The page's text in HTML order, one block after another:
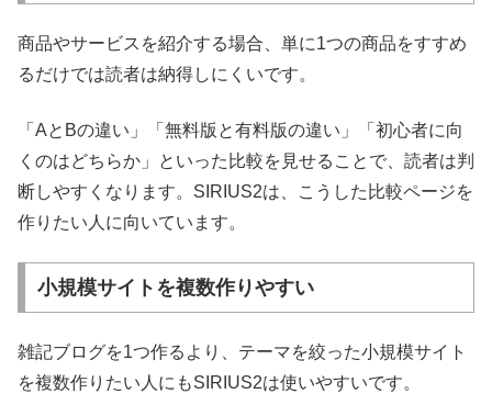
商品やサービスを紹介する場合、単に1つの商品をすすめ
るだけでは読者は納得しにくいです。
「AとBの違い」「無料版と有料版の違い」「初心者に向
くのはどちらか」といった比較を見せることで、読者は判
断しやすくなります。SIRIUS2は、こうした比較ページを
作りたい人に向いています。
小規模サイトを複数作りやすい
雑記ブログを1つ作るより、テーマを絞った小規模サイト
を複数作りたい人にもSIRIUS2は使いやすいです。